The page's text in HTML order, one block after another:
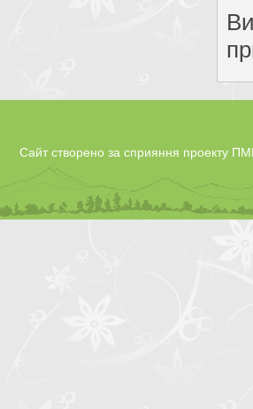
Сайт створено за сприяння проекту